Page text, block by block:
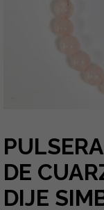
DE
DIJE